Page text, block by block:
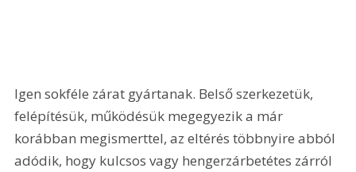
Igen sokféle zárat gyártanak. Belső szerkezetük,
felépítésük, működésük megegyezik a már
korábban megismerttel, az eltérés többnyire abból
adódik, hogy kulcsos vagy hengerzárbetétes zárról